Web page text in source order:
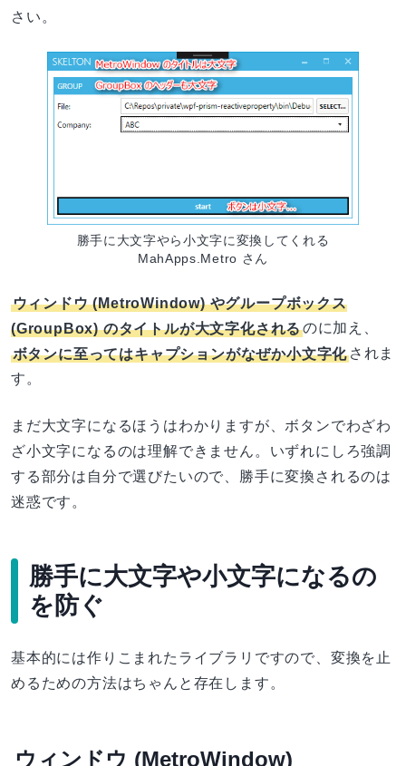
さい。
勝手に大文字やら小文字に変換してくれる
MahApps.Metro さん
ウィンドウ (MetroWindow) やグループボックス
(GroupBox) のタイトルが大文字化されるのに加え、
ボタンに至ってはキャプションがなぜか小文字化されま
す。
まだ大文字になるほうはわかりますが、ボタンでわざわ
ざ小文字になるのは理解できません。いずれにしろ強調
する部分は自分で選びたいので、勝手に変換されるのは
迷惑です。
勝手に大文字や小文字になるの
を防ぐ
基本的には作りこまれたライブラリですので、変換を止
めるための方法はちゃんと存在します。
ウィンドウ (MetroWindow)